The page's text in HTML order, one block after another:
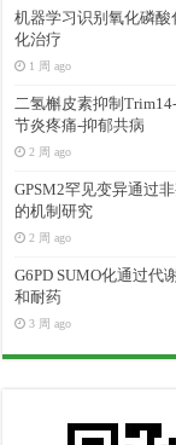
机器学习识别氧化磷
化治疗
1 周 ago
二氢槲皮素抑制
节炎疼痛-抑郁共病
2 周 ago
GPSM2罕见变异通过
的机制研究
2 周 ago
G6PD SUMO化通过代
和耐药
3 周 ago